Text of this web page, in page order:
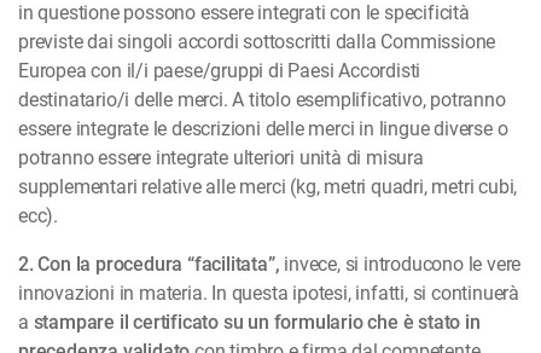
in questione possono essere integrati con le specificità
previste dai singoli accordi sottoscritti dalla Commissione
Europea con il/i paese/gruppi di Paesi Accordisti
destinatario/i delle merci. A titolo esemplificativo, potranno
essere integrate le descrizioni delle merci in lingue diverse o
potranno essere integrate ulteriori unità di misura
supplementari relative alle merci (kg, metri quadri, metri cubi,
ecc).
2. Con la procedura “facilitata”, invece, si introducono le vere
innovazioni in materia. In questa ipotesi, infatti, si continuerà
a stampare il certificato su un formulario che è stato in